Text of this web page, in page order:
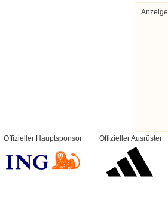
Anzeige
Offizieller Ausrüster
Offizieller Hauptsponsor